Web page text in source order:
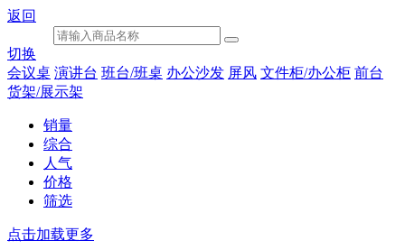
返回
切换
会议桌 演讲台 班台/班桌 办公沙发 屏风 文件柜/办公柜 前台
货架/展示架
销量
综合
人气
价格
筛选
点击加载更多